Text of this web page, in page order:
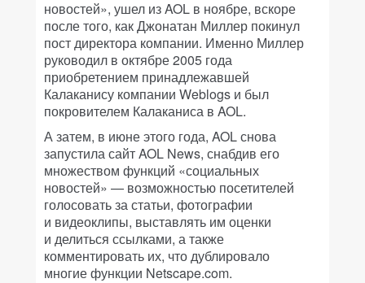
новостей», ушел из AOL в ноябре, вскоре
после того, как Джонатан Миллер покинул
пост директора компании. Именно Миллер
руководил в октябре 2005 года
приобретением принадлежавшей
Калаканису компании Weblogs и был
покровителем Калаканиса в AOL.
А затем, в июне этого года, AOL снова
запустила сайт AOL News, снабдив его
множеством функций «социальных
новостей» — возможностью посетителей
голосовать за статьи, фотографии
и видеоклипы, выставлять им оценки
и делиться ссылками, а также
комментировать их, что дублировало
многие функции Netscape.com.